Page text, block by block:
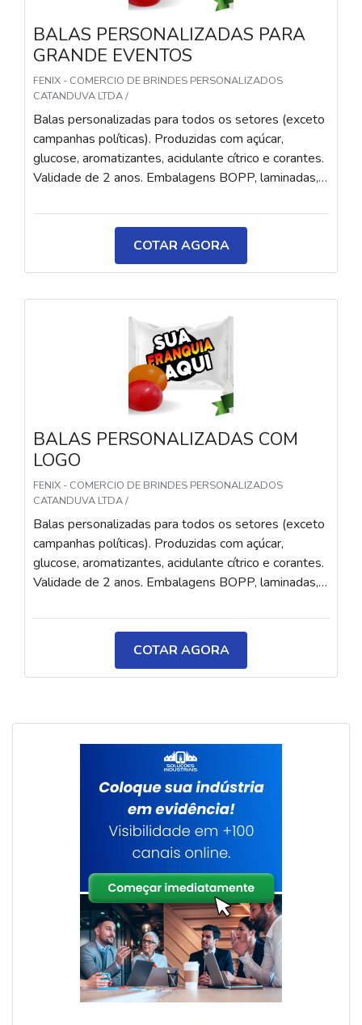
BALAS PERSONALIZADAS PARA
GRANDE EVENTOS
FENIX - COMERCIO DE BRINDES PERSONALIZADOS
CATANDUVA LTDA /
Balas personalizadas para todos os setores (exceto
campanhas políticas). Produzidas com açúcar,
glucose, aromatizantes, acidulante cítrico e corantes.
Validade de 2 anos. Embalagens BOPP, laminadas,
ou P&B em alta qualidade, tinta atóxica. Medida: 5 ×
3,5 cm. Sabores variados (frutas, café, menta etc.) e
diferentes tipos (balas, gomas, chicletes, recheadas
e pastilhas). Produto sem glúten.
COTAR AGORA
BALAS PERSONALIZADAS COM
LOGO
FENIX - COMERCIO DE BRINDES PERSONALIZADOS
CATANDUVA LTDA /
Balas personalizadas para todos os setores (exceto
campanhas políticas). Produzidas com açúcar,
glucose, aromatizantes, acidulante cítrico e corantes.
Validade de 2 anos. Embalagens BOPP, laminadas,
ou P&B em alta qualidade, tinta atóxica. Medida: 5 ×
3,5 cm. Sabores variados (frutas, café, menta etc.) e
diferentes tipos (balas, gomas, chicletes, recheadas
e pastilhas). Produto sem glúten.
COTAR AGORA